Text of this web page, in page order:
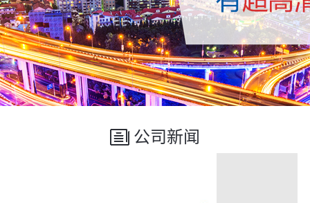
公司新闻